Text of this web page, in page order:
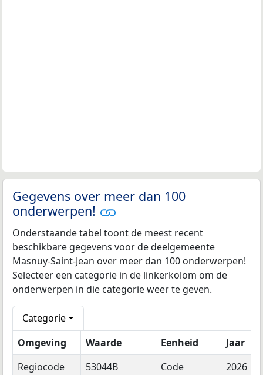
Gegevens over meer dan 100
onderwerpen!
Onderstaande tabel toont de meest recent
beschikbare gegevens voor de deelgemeente
Masnuy-Saint-Jean over meer dan 100 onderwerpen!
Selecteer een categorie in de linkerkolom om de
onderwerpen in die categorie weer te geven.
Categorie
Omgeving
Waarde Eenheid
Jaar
Regiocode
53044B Code 2026